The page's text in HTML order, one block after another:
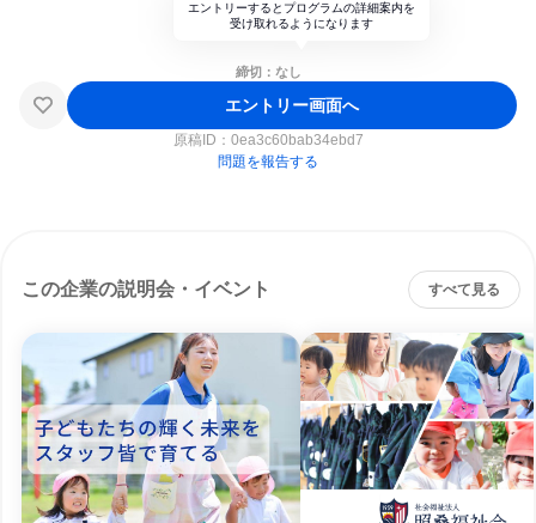
エントリーするとプログラムの詳細案内を
受け取れるようになります
締切：なし
エントリー画面へ
原稿ID： 0ea3c60bab34ebd7
問題を報告する
この企業の説明会・イベント すべて見る